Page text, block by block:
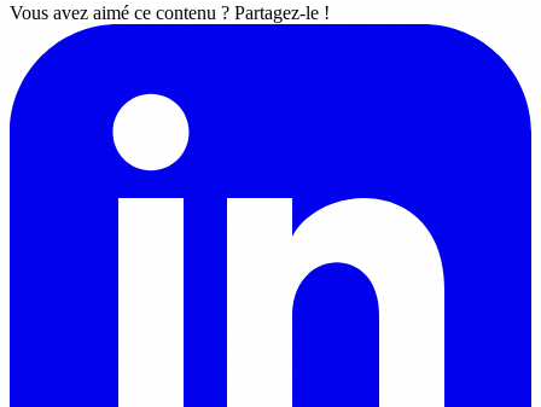
Vous avez aimé ce contenu ? Partagez-le !